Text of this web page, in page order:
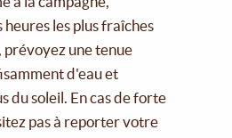
les plus fraîches
prévoyez une tenue
d'eau et
du soleil. En cas de forte
pas à reporter votre